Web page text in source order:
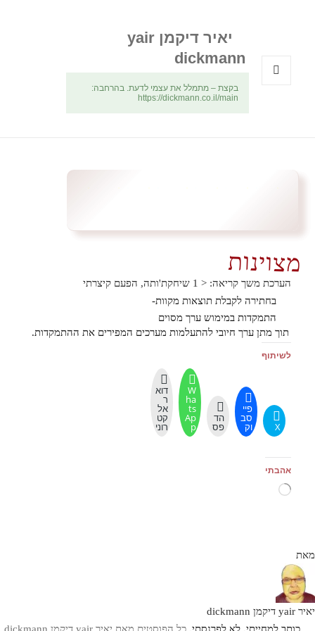
יאיר דיקמן yair
dickmann
בקצת – מתמלל את עצמי לדעת. בהרחבה:
https://dickmann.co.il/main
מצוינות
הערכת משך קריאה: < 1
שיחקת'ותה, הפעם קיצרתי
בחתירה לקבלת תוצאות מקוות-
התמקדות במימוש ערך מסוים
תוך מתן ערך חיובי להתעלמות מערכים המפירים את ההתמקדות.
לשיתוף
X
פיי
סב
וק
הד
פס
W
ha
ts
Ap
p
דוא
ר
אל
קט
רוני
אהבתי
טוען...
מאת
יאיר yair דיקמן dickmann
כותב למחייתי, לא לפרנסתי. כל הפוסטים מאת יאיר yair דיקמן dickmann‏